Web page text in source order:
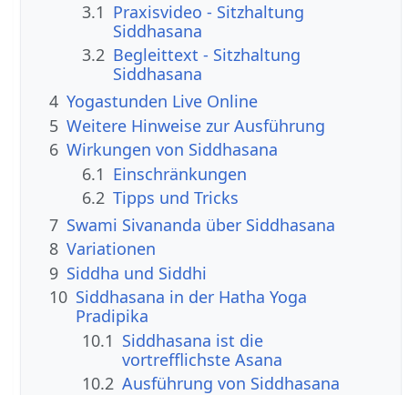
3.1 Praxisvideo - Sitzhaltung
Siddhasana
3.2 Begleittext - Sitzhaltung
Siddhasana
4 Yogastunden Live Online
5 Weitere Hinweise zur Ausführung
6 Wirkungen von Siddhasana
6.1 Einschränkungen
6.2 Tipps und Tricks
7 Swami Sivananda über Siddhasana
8 Variationen
9 Siddha und Siddhi
10 Siddhasana in der Hatha Yoga
Pradipika
10.1 Siddhasana ist die
vortrefflichste Asana
10.2 Ausführung von Siddhasana